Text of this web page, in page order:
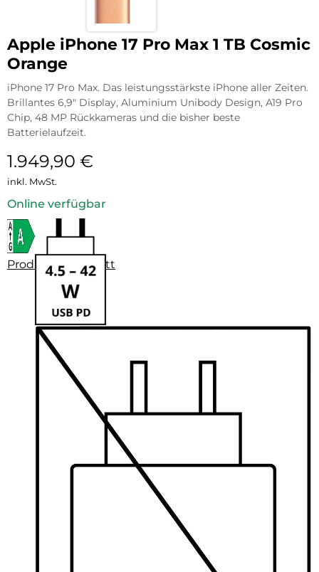
Apple iPhone 17 Pro Max 1 TB Cosmic
Orange
iPhone 17 Pro Max. Das leistungsstärkste iPhone aller Zeiten.
Brillantes 6,9″ Display, Aluminium Unibody Design, A19 Pro
Chip, 48 MP Rückkameras und die bisher beste
Batterielaufzeit.
1.949,90 €
inkl. MwSt.
Online verfügbar
Produktdatenblatt